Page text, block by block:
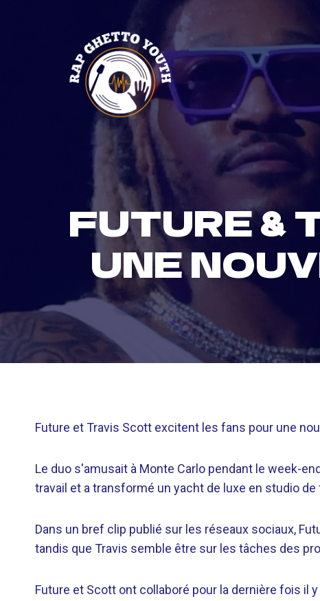
FUTURE &
UNE
Future et Travis Scott excitent les fans pour une
Le duo s'amusait à Monte Carlo pendant le week-
travail et a transformé un yacht de luxe en studio de
Dans un bref clip publié sur les réseaux sociaux,
tandis que Travis semble être sur les tâches des
Future et Scott ont collaboré pour la dernière fois